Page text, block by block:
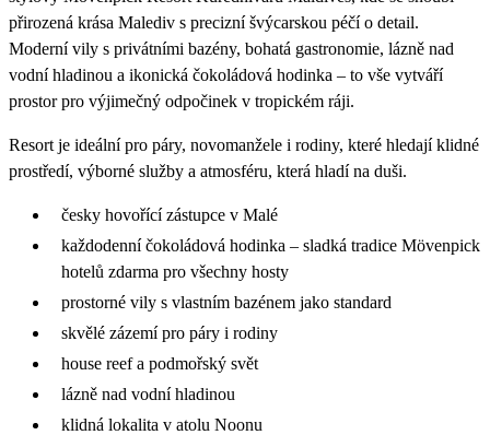
přirozená krása Malediv s precizní švýcarskou péčí o detail.
Moderní vily s privátními bazény, bohatá gastronomie, lázně nad
vodní hladinou a ikonická čokoládová hodinka – to vše vytváří
prostor pro výjimečný odpočinek v tropickém ráji.
Resort je ideální pro páry, novomanžele i rodiny, které hledají klidné
prostředí, výborné služby a atmosféru, která hladí na duši.
česky hovořící zástupce v Malé
každodenní čokoládová hodinka – sladká tradice Mövenpick
hotelů zdarma pro všechny hosty
prostorné vily s vlastním bazénem jako standard
skvělé zázemí pro páry i rodiny
house reef a podmořský svět
lázně nad vodní hladinou
klidná lokalita v atolu Noonu